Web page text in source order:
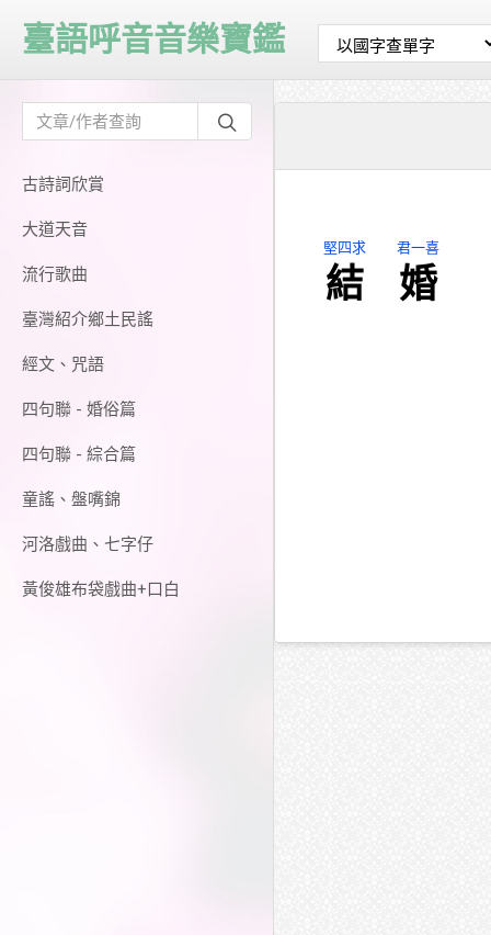
古詩詞欣賞
大道天音
流行歌曲
臺灣紹介鄉土民謠
經文、咒語
四句聯 - 婚俗篇
四句聯 - 綜合篇
童謠、盤嘴錦
河洛戲曲、七字仔
黃俊雄布袋戲曲+口白
臺語呼音音樂寶鑑
堅四求
結
君一喜
婚